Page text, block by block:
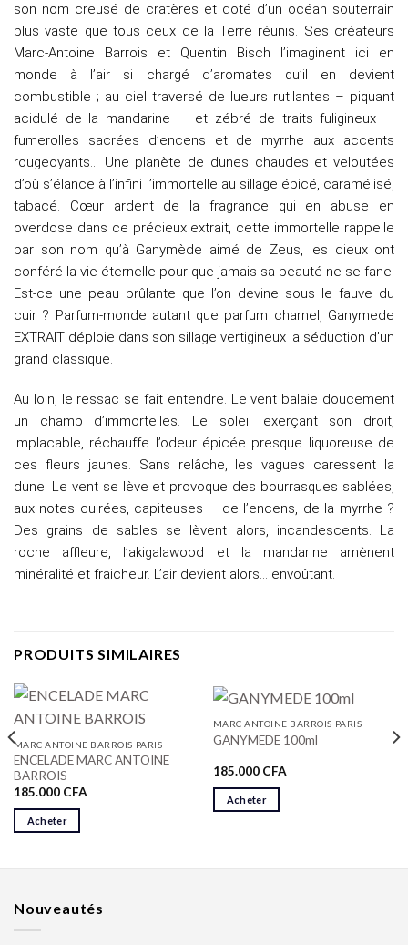
son nom creusé de cratères et doté d’un océan souterrain
plus vaste que tous ceux de la Terre réunis. Ses créateurs
Marc-Antoine Barrois et Quentin Bisch l’imaginent ici en
monde à l’air si chargé d’aromates qu’il en devient
combustible ; au ciel traversé de lueurs rutilantes – piquant
acidulé de la mandarine — et zébré de traits fuligineux —
fumerolles sacrées d’encens et de myrrhe aux accents
rougeoyants… Une planète de dunes chaudes et veloutées
d’où s’élance à l’infini l’immortelle au sillage épicé, caramélisé,
tabacé. Cœur ardent de la fragrance qui en abuse en
overdose dans ce précieux extrait, cette immortelle rappelle
par son nom qu’à Ganymède aimé de Zeus, les dieux ont
conféré la vie éternelle pour que jamais sa beauté ne se fane.
Est-ce une peau brûlante que l’on devine sous le fauve du
cuir ? Parfum-monde autant que parfum charnel, Ganymede
EXTRAIT déploie dans son sillage vertigineux la séduction d’un
grand classique.
Au loin, le ressac se fait entendre. Le vent balaie doucement
un champ d’immortelles. Le soleil exerçant son droit,
implacable, réchauffe l’odeur épicée presque liquoreuse de
ces fleurs jaunes. Sans relâche, les vagues caressent la
dune. Le vent se lève et provoque des bourrasques sablées,
aux notes cuirées, capiteuses – de l’encens, de la myrrhe ?
Des grains de sables se lèvent alors, incandescents. La
roche affleure, l’akigalawood et la mandarine amènent
minéralité et fraicheur. L’air devient alors… envoûtant.
PRODUITS SIMILAIRES
MARC ANTOINE BARROIS PARIS
ENCELADE MARC ANTOINE
BARROIS
185.000 CFA
Acheter
MARC ANTOINE BARROIS PARIS
GANYMEDE 100ml
185.000 CFA
Acheter
Nouveautés